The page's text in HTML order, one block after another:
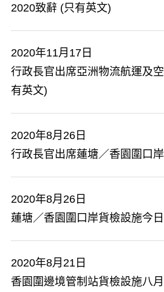
2020致辭 (只有英文)
2020年11月17日
行政長官出席亞洲物流航運及
有英文)
2020年8月26日
行政長官出席蓮塘／香園圍口
2020年8月26日
蓮塘／香園圍口岸貨檢設施今日
2020年8月21日
香園圍邊境管制站貨檢設施八